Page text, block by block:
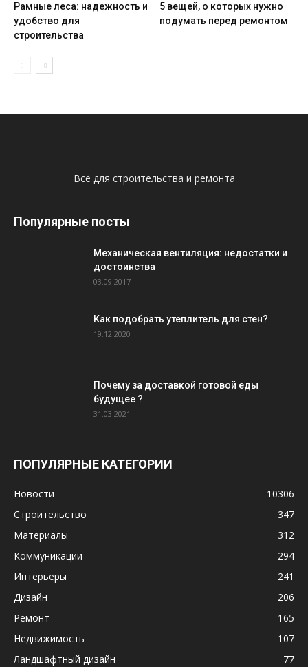
Рамные леса: надежность и
удобство для
строительства
5 вещей, о которых нужно
подумать перед ремонтом
Всё для строительства и ремонта
Популярные посты
Механическая вентиляция: недостатки и
достоинства
03.09.2017
Как подобрать утеплитель для стен?
19.12.2020
Почему за доставкой готовой еды
будущее ?
31.03.2021
ПОПУЛЯРНЫЕ КАТЕГОРИИ
Новости
10306
Строительство
347
Материалы
312
Коммуникации
294
Интерьеры
241
Дизайн
206
Ремонт
165
Недвижимость
107
Ландшафтный дизайн
77